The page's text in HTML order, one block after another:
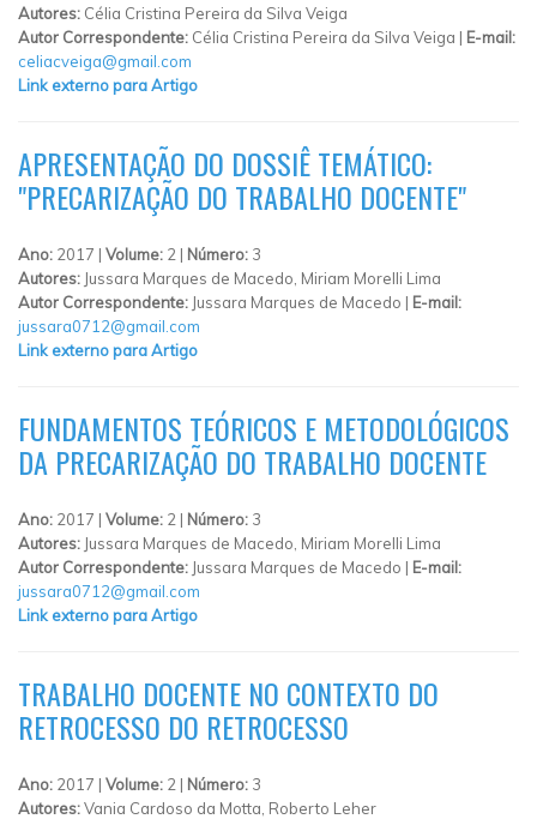
Autores: Célia Cristina Pereira da Silva Veiga
Autor Correspondente: Célia Cristina Pereira da Silva Veiga | E-mail:
celiacveiga@gmail.com
Link externo para Artigo
APRESENTAÇÃO DO DOSSIÊ TEMÁTICO:
"PRECARIZAÇÃO DO TRABALHO DOCENTE"
Ano: 2017 | Volume: 2 | Número: 3
Autores: Jussara Marques de Macedo, Miriam Morelli Lima
Autor Correspondente: Jussara Marques de Macedo | E-mail:
jussara0712@gmail.com
Link externo para Artigo
FUNDAMENTOS TEÓRICOS E METODOLÓGICOS
DA PRECARIZAÇÃO DO TRABALHO DOCENTE
Ano: 2017 | Volume: 2 | Número: 3
Autores: Jussara Marques de Macedo, Miriam Morelli Lima
Autor Correspondente: Jussara Marques de Macedo | E-mail:
jussara0712@gmail.com
Link externo para Artigo
TRABALHO DOCENTE NO CONTEXTO DO
RETROCESSO DO RETROCESSO
Ano: 2017 | Volume: 2 | Número: 3
Autores:Vania Cardoso da Motta, Roberto Leher